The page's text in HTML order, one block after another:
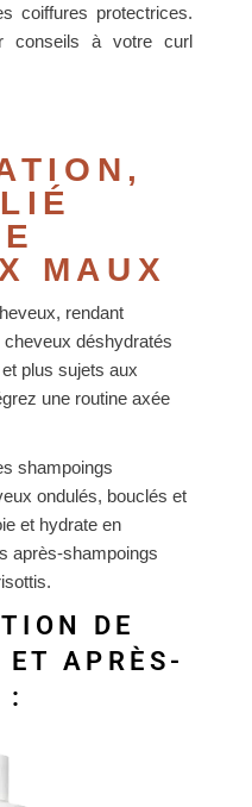
coiffures protectrices.
conseils à votre curl
MAUX
rendant
cheveux déshydratés
plus sujets aux
une routine axée
shampoings
ondulés, bouclés et
et hydrate en
après-shampoings
DE
APRÈS-
: